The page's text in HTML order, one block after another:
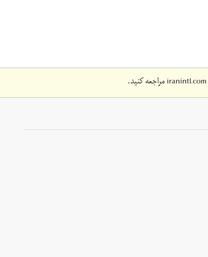
iranintl.comمراجعه کنید.